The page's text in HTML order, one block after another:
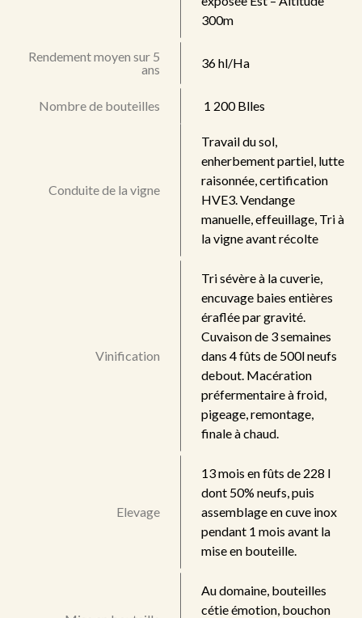
300m
Rendement moyen sur 5
ans
36 hl/Ha
Nombre de bouteilles 1 200 Blles
Conduite de la vigne
Travail du sol,
enherbement partiel, lutte
raisonnée, certification
HVE3. Vendange
manuelle, effeuillage, Tri à
la vigne avant récolte
Vinification
Tri sévère à la cuverie,
encuvage baies entières
éraflée par gravité.
Cuvaison de 3 semaines
dans 4 fûts de 500l neufs
debout. Macération
préfermentaire à froid,
pigeage, remontage,
finale à chaud.
Elevage
13 mois en fûts de 228 l
dont 50% neufs, puis
assemblage en cuve inox
pendant 1 mois avant la
mise en bouteille.
Au domaine, bouteilles
cétie émotion, bouchon